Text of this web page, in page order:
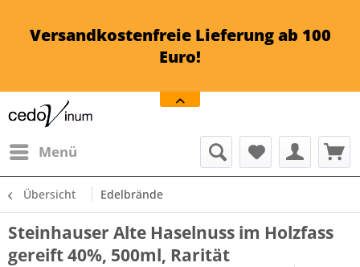
Versandkostenfreie Lieferung ab 100
Euro!
Menü
Übersicht Edelbrände
Steinhauser Alte Haselnuss im Holzfass
gereift 40%, 500ml, Rarität